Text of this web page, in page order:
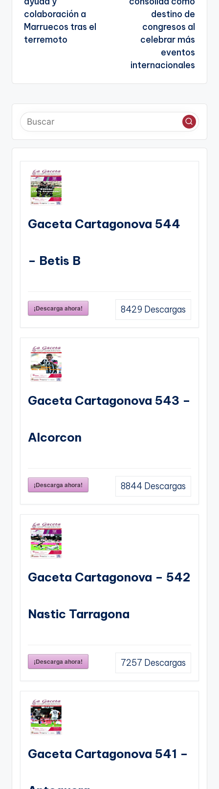
entradas
colaboración a
Marruecos tras el
terremoto
destino de
congresos al
celebrar más
eventos
internacionales
Gaceta Cartagonova 544
– Betis B
¡Descarga ahora! 8429 Descargas
Gaceta Cartagonova 543 –
Alcorcon
¡Descarga ahora! 8844 Descargas
Gaceta Cartagonova – 542
Nastic Tarragona
¡Descarga ahora! 7257 Descargas
Gaceta Cartagonova 541 –